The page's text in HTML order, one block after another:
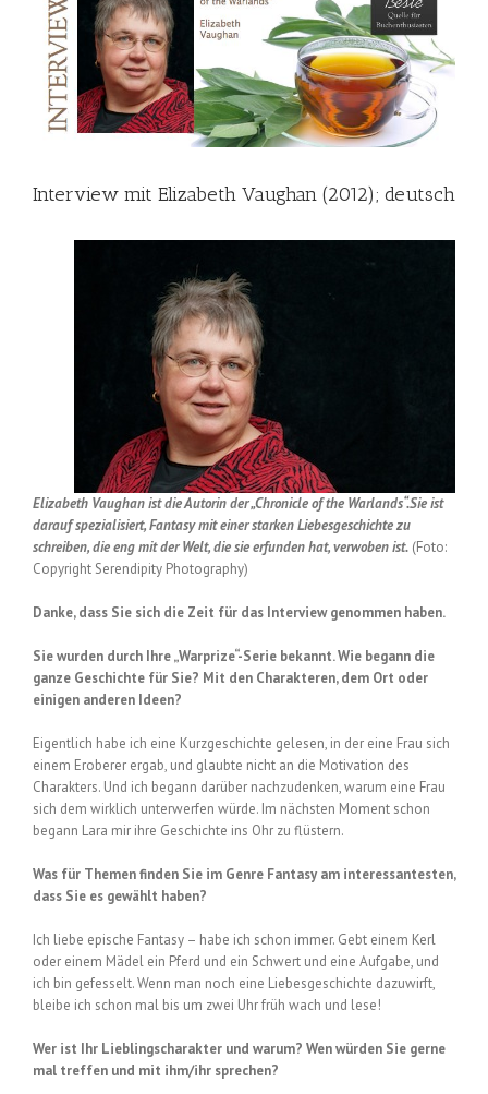
Interview mit Elizabeth Vaughan (2012); deutsch
Elizabeth Vaughan ist die Autorin der „Chronicle of the Warlands“.Sie ist
darauf spezialisiert, Fantasy mit einer starken Liebesgeschichte zu
schreiben, die eng mit der Welt, die sie erfunden hat, verwoben ist. (Foto:
Copyright Serendipity Photography)
Danke, dass Sie sich die Zeit für das Interview genommen haben.
Sie wurden durch Ihre „Warprize“-Serie bekannt. Wie begann die
ganze Geschichte für Sie? Mit den Charakteren, dem Ort oder
einigen anderen Ideen?
Eigentlich habe ich eine Kurzgeschichte gelesen, in der eine Frau sich
einem Eroberer ergab, und glaubte nicht an die Motivation des
Charakters. Und ich begann darüber nachzudenken, warum eine Frau
sich dem wirklich unterwerfen würde. Im nächsten Moment schon
begann Lara mir ihre Geschichte ins Ohr zu flüstern.
Was für Themen finden Sie im Genre Fantasy am interessantesten,
dass Sie es gewählt haben?
Ich liebe epische Fantasy – habe ich schon immer. Gebt einem Kerl
oder einem Mädel ein Pferd und ein Schwert und eine Aufgabe, und
ich bin gefesselt. Wenn man noch eine Liebesgeschichte dazuwirft,
bleibe ich schon mal bis um zwei Uhr früh wach und lese!
Wer ist Ihr Lieblingscharakter und warum? Wen würden Sie gerne
mal treffen und mit ihm/ihr sprechen?